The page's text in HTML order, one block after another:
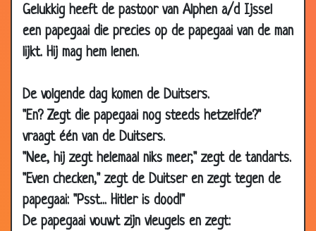
Gelukkig heeft de pastoor van Alphen a/d Ijssel
een papegaai die precies op de papegaai van de man
lijkt. Hij mag hem lenen.
De volgende dag komen de Duitsers.
"En? Zegt die papegaai nog steeds hetzelfde?"
vraagt één van de Duitsers.
"Nee, hij zegt helemaal niks meer," zegt de tandarts.
"Even checken," zegt de Duitser en zegt tegen de
papegaai: "Psst... Hitler is dood!"
De papegaai vouwt zijn vleugels en zegt:
07
May
2007
Zijn toekomst 3.56
2007
07
May
2007
Paarden begeleiding
07
May
2007
Bij de rechter 3.51